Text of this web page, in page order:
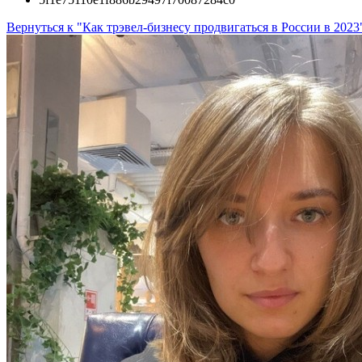
Вернуться к "Как трэвел-бизнесу продвигаться в России в